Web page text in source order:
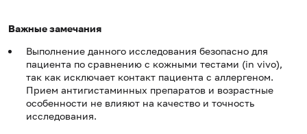
Важные замечания
Выполнение данного исследования безопасно для
пациента по сравнению с кожными тестами (in vivo),
так как исключает контакт пациента с аллергеном.
Прием антигистаминных препаратов и возрастные
особенности не влияют на качество и точность
исследования.